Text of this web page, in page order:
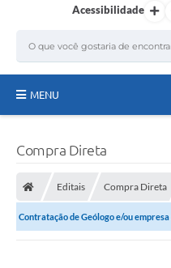
Acessibilidade
MENU
Secretarias
Compra Direta
Editais Compra Direta
Contratação de Geólogo e/ou